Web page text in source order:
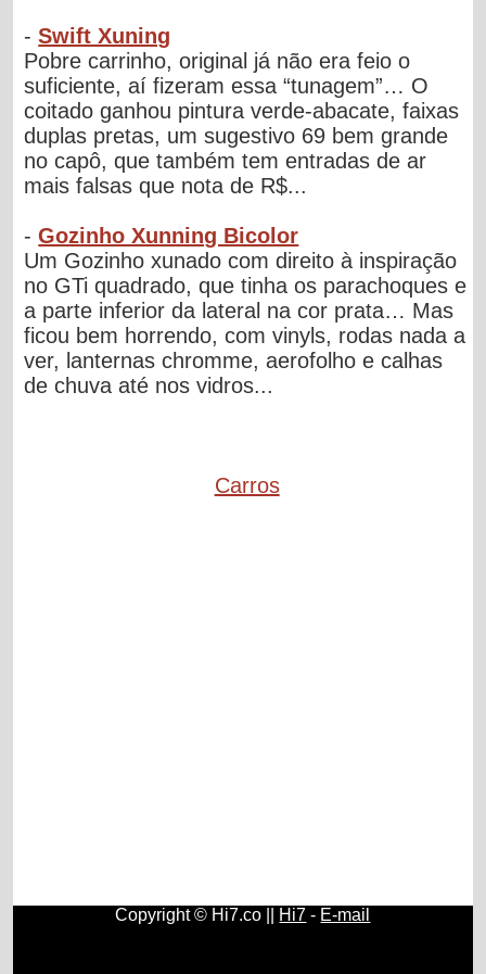
-Swift Xuning
Pobre carrinho, original já não era feio o
suficiente, aí fizeram essa “tunagem”… O
coitado ganhou pintura verde-abacate, faixas
duplas pretas, um sugestivo 69 bem grande
no capô, que também tem entradas de ar
mais falsas que nota de R$...
-Gozinho Xunning Bicolor
Um Gozinho xunado com direito à inspiração
no GTi quadrado, que tinha os parachoques e
a parte inferior da lateral na cor prata… Mas
ficou bem horrendo, com vinyls, rodas nada a
ver, lanternas chromme, aerofolho e calhas
de chuva até nos vidros...
Carros
Copyright © Hi7.co || Hi7 - E-mail